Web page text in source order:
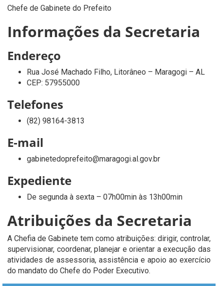
Chefe de Gabinete do Prefeito
Informações da Secretaria
Endereço
Rua José Machado Filho, Litorâneo – Maragogi – AL
CEP: 57955000
Telefones
(82) 98164-3813
E-mail
gabinetedoprefeito@maragogi.al.gov.br
Expediente
De segunda à sexta – 07h00min às 13h00min
Atribuições da Secretaria
A Chefia de Gabinete tem como atribuições: dirigir, controlar,
supervisionar, coordenar, planejar e orientar a execução das
atividades de assessoria, assistência e apoio ao exercício
do mandato do Chefe do Poder Executivo.